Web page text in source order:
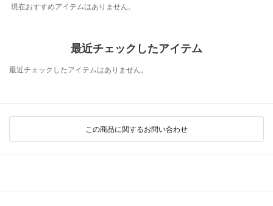
現在おすすめアイテムはありません。
最近チェックしたアイテム
最近チェックしたアイテムはありません。
この商品に関するお問い合わせ